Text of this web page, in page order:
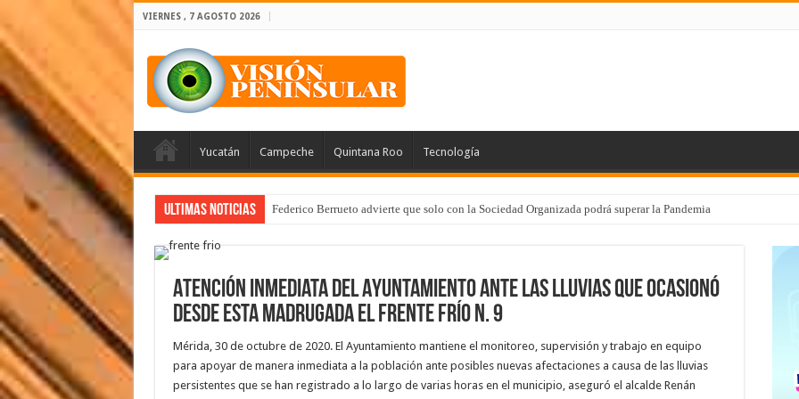
VIERNES , 7 AGOSTO 2026
Yucatán Campeche Quintana Roo Tecnología
Ultimas Noticias Federico Berrueto advierte que solo con la Sociedad Organizada podrá superar la Pandemia
Atención inmediata del Ayuntamiento ante las lluvias que ocasionó
desde esta madrugada el frente frío N. 9
Mérida, 30 de octubre de 2020. El Ayuntamiento mantiene el monitoreo, supervisión y trabajo en equipo
para apoyar de manera inmediata a la población ante posibles nuevas afectaciones a causa de las lluvias
persistentes que se han registrado a lo largo de varias horas en el municipio, aseguró el alcalde Renán